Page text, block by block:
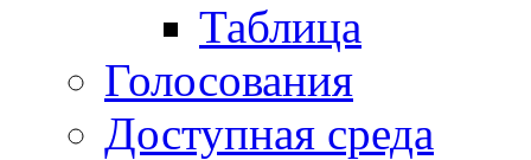
Таблица
Голосования
Доступная среда